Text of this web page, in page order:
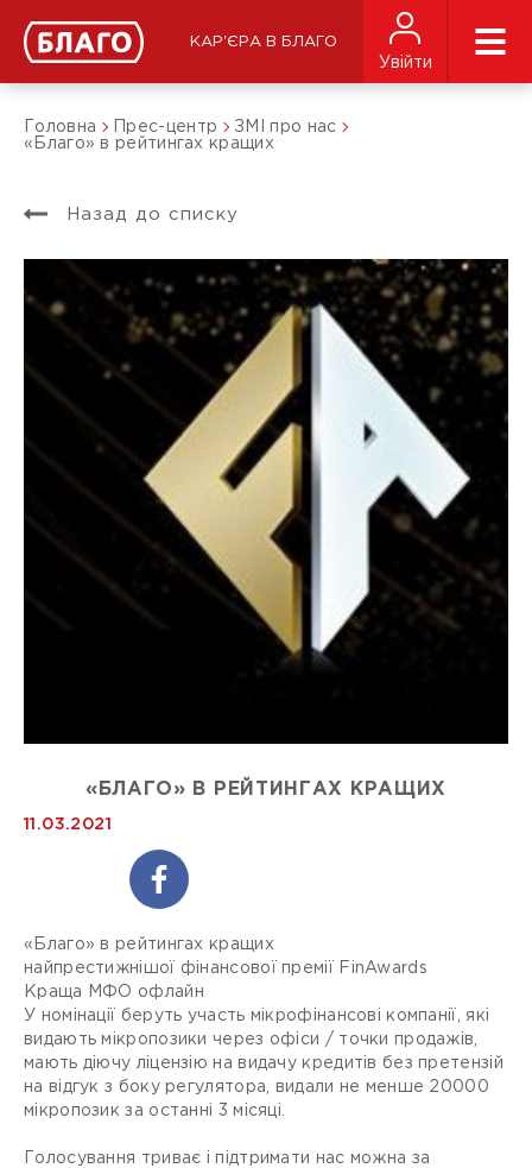
КАР'ЄРА В БЛАГО
Увійти
Головна Прес-центр
ЗМІ про нас
«Благо» в рейтингах кращих
Назад до списку
«БЛАГО» В РЕЙТИНГАХ КРАЩИХ
11.03.2021
«Благо» в рейтингах кращих
найпрестижнішої фінансової премії FinAwards
Краща МФО офлайн
У номінації беруть участь мікрофінансові компанії, які
видають мікропозики через офіси / точки продажів,
мають діючу ліцензію на видачу кредитів без претензій
на відгук з боку регулятора, видали не менше 20000
мікропозик за останні 3 місяці.
Голосування триває і підтримати нас можна за